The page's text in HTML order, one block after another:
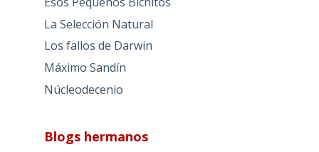
La Selección Natural
Los fallos de Darwin
Máximo Sandín
Núcleodecenio
Blogs hermanos